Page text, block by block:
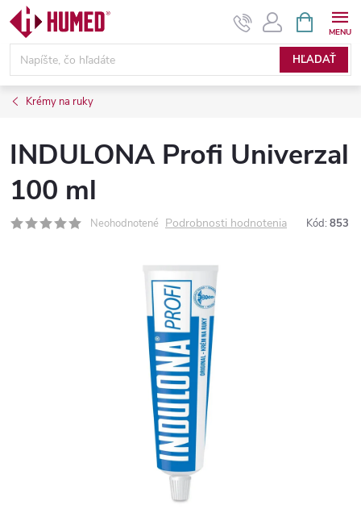
Prejsť
obsah
HĽADAŤ
KOŠÍK
Krémy na ruky
INDULONA Profi Univerzal
100 ml
Neohodnotené Podrobnosti hodnotenia Kód: 853